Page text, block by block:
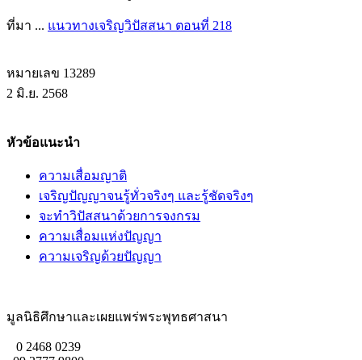
ที่มา ... แนวทางเจริญวิปัสสนา ตอนที่ 218
หมายเลข 13289
2 มิ.ย. 2568
หัวข้อแนะนำ
ความเสื่อมญาติ
เจริญปัญญาจนรู้ทั่วจริงๆ และรู้ชัดจริงๆ
จะทำวิปัสสนาด้วยการจงกรม
ความเสื่อมแห่งปัญญา
ความเจริญด้วยปัญญา
มูลนิธิศึกษาและเผยแพร่พระพุทธศาสนา
0 2468 0239